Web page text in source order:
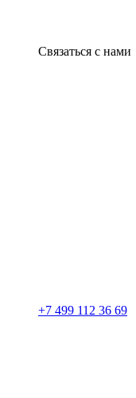
Связаться с нами
+7 499 112 36 69